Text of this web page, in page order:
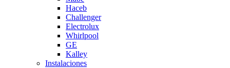
Haceb
Challenger
Electrolux
Whirlpool
GE
Kalley
Instalaciones